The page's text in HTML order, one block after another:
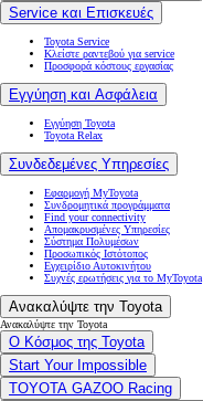
Service και Επισκευές
Toyota Service
Κλείστε ραντεβού για service
Προσφορά κόστους εργασίας
Εγγύηση και Ασφάλεια
Εγγύηση Toyota
Toyota Relax
Συνδεδεμένες Υπηρεσίες
Εφαρμογή MyToyota
Συνδρομητικά προγράμματα
Find your connectivity
Απομακρυσμένες Υπηρεσίες
Σύστημα Πολυμέσων
Προσωπικός Ιστότοπος
Εγχειρίδιο Αυτοκινήτου
Συχνές ερωτήσεις για το MyToyota
Ανακαλύψτε την Toyota
Ανακαλύψτε την Toyota
Ο Κόσμος της Toyota
Start Your Impossible
TOYOTA GAZOO Racing